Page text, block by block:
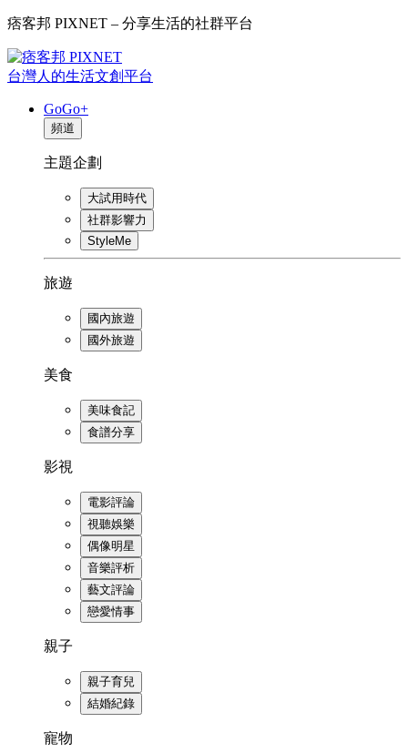
痞客邦 PIXNET – 分享生活的社群平台
台灣人的生活文創平台
GoGo+
頻道
主題企劃
大試用時代
社群影響力
StyleMe
旅遊
國內旅遊
國外旅遊
美食
美味食記
食譜分享
影視
電影評論
視聽娛樂
偶像明星
音樂評析
藝文評論
戀愛情事
親子
親子育兒
結婚紀錄
寵物